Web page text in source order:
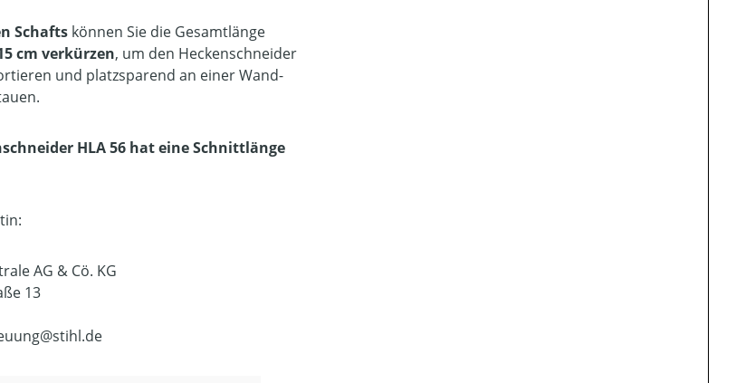
Schafts können Sie die Gesamtlänge
cm verkürzen, um den Heckenschneider
und platzsparend an einer Wand-
HLA 56 hat eine Schnittlänge
AG & Cö. KG
13